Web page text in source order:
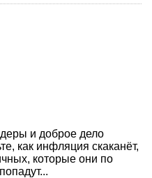
и доброе дело
как инфляция скаканёт,
которые они по